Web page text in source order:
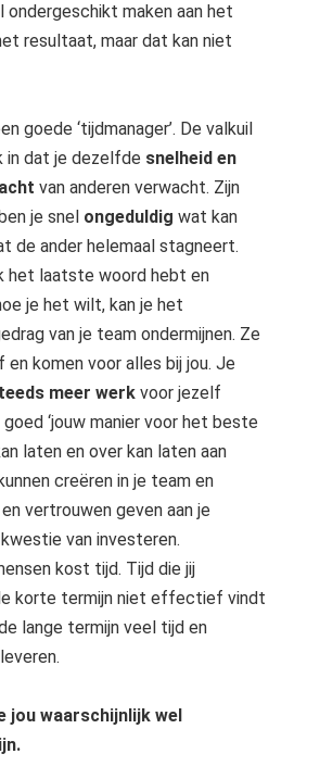
ondergeschikt maken aan het
resultaat, maar dat kan niet
goede ‘tijdmanager’. De valkuil
in dat je dezelfde snelheid en
van anderen verwacht. Zijn
je snel ongeduldig wat kan
de ander helemaal stagneert.
het laatste woord hebt en
je het wilt, kan je het
van je team ondermijnen. Ze
en komen voor alles bij jou. Je
meer werk voor jezelf
‘jouw manier voor het beste
laten en over kan laten aan
creëren in je team en
vertrouwen geven aan je
van investeren.
kost tijd. Tijd die jij
korte termijn niet effectief vindt
lange termijn veel tijd en
jou waarschijnlijk wel